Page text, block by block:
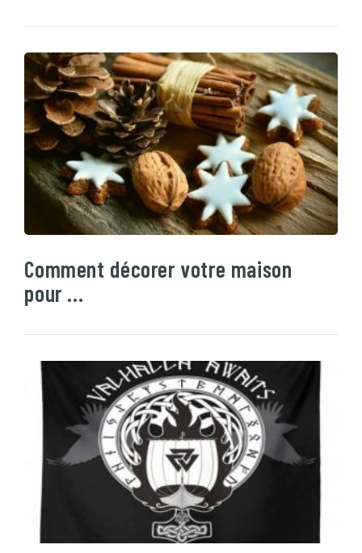
Comment décorer votre maison
pour …